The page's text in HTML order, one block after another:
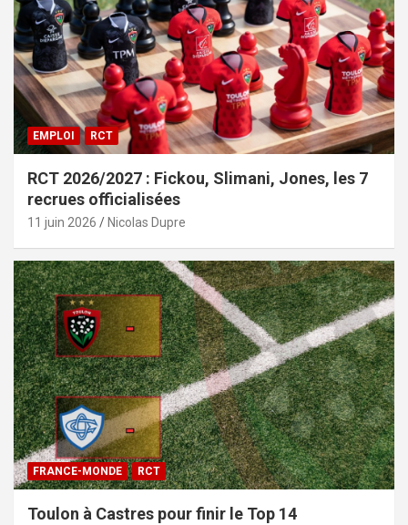
EMPLOI RCT
RCT 2026/2027 : Fickou, Slimani, Jones, les 7
recrues officialisées
11 juin 2026 Nicolas Dupre
FRANCE-MONDE RCT
Toulon à Castres pour finir le Top 14